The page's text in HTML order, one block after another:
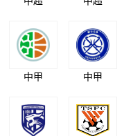
中甲 中甲